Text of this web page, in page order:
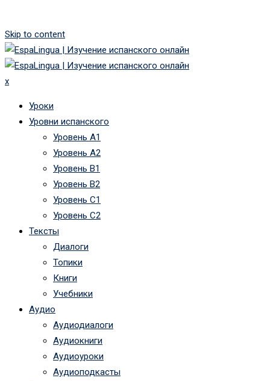
Skip to content
x
Уроки
Уровни испанского
Уровень А1
Уровень А2
Уровень B1
Уровень B2
Уровень C1
Уровень C2
Тексты
Диалоги
Топики
Книги
Учебники
Аудио
Аудиодиалоги
Аудиокниги
Аудиоуроки
Аудиоподкасты